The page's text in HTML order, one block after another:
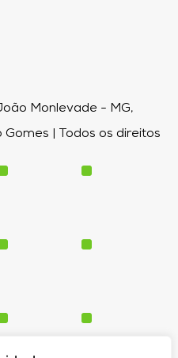
Monlevade - MG,
| Todos os direitos